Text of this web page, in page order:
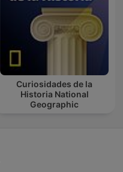
Curiosidades de la
Historia National
Geographic